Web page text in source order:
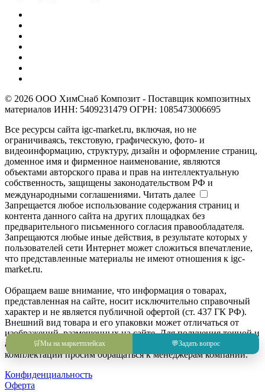
🛒Мы на маркетплейсах 💬Задать вопрос
© 2026 ООО ХимСнаб Композит - Поставщик композитных
материалов ИНН: 5409231479 ОГРН: 1085473006695
Все ресурсы сайта igc-market.ru, включая, но не
ограничиваясь, текстовую, графическую, фото- и
видеоинформацию, структуру, дизайн и оформление страниц,
доменное имя и фирменное наименование, являются
объектами авторского права и прав на интеллектуальную
собственность, защищены законодательством РФ и
международными соглашениями. Читать далее
Запрещается любое использование содержания страниц и
контента данного сайта на других площадках без
предварительного письменного согласия правообладателя.
Запрещаются любые иные действия, в результате которых у
пользователей сети Интернет может сложиться впечатление,
что представленные материалы не имеют отношения к igc-
market.ru.
Обращаем ваше внимание, что информация о товарах,
представленная на сайте, носит исключительно справочный
характер и не является публичной офертой (ст. 437 ГК РФ).
Внешний вид товара и его упаковки может отличаться от
изображений, размещенных на сайте. Для получения точной и
актуальной информации о товаре, его характеристиках и
комплектации просим обращаться к менеджерам компании.
Конфиденциальность
Оферта